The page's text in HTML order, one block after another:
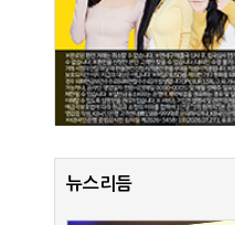
뉴스리듬